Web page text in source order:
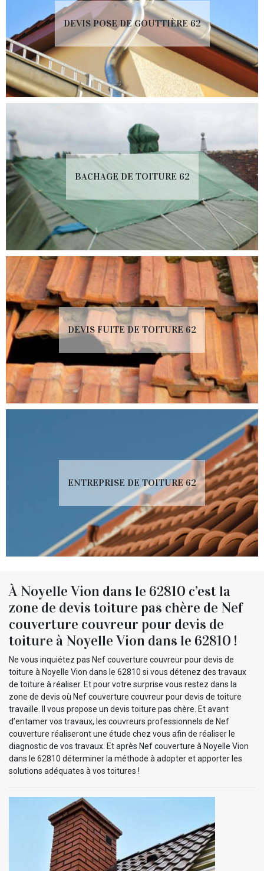
DEVIS POSE DE GOUTTIÈRE 62
BACHAGE DE TOITURE 62
DEVIS FUITE DE TOITURE 62
ENTREPRISE DE TOITURE 62
À Noyelle Vion dans le 62810 c’est la
zone de devis toiture pas chère de Nef
couverture couvreur pour devis de
toiture à Noyelle Vion dans le 62810 !
Ne vous inquiétez pas Nef couverture couvreur pour devis de
toiture à Noyelle Vion dans le 62810 si vous détenez des travaux
de toiture à réaliser. Et pour votre surprise vous restez dans la
zone de devis où Nef couverture couvreur pour devis de toiture
travaille. Il vous propose un devis toiture pas chère. Et avant
d’entamer vos travaux, les couvreurs professionnels de Nef
couverture réaliseront une étude chez vous afin de réaliser le
diagnostic de vos travaux. Et après Nef couverture à Noyelle Vion
dans le 62810 déterminer la méthode à adopter et apporter les
solutions adéquates à vos toitures !